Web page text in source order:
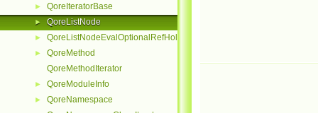
► QoreIteratorBase
► QoreListNode
► QoreListNodeEvalOptionalRefHolder
►
QoreMethod
QoreMethodIterator
► QoreModuleInfo
► QoreNamespace